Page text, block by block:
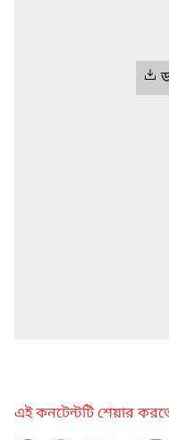
এই কনটেন্টটি শেয়ার